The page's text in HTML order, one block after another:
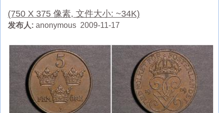
(750 X 375 像素, 文件大小: ~34K)
发布人: anonymous 2009-11-17